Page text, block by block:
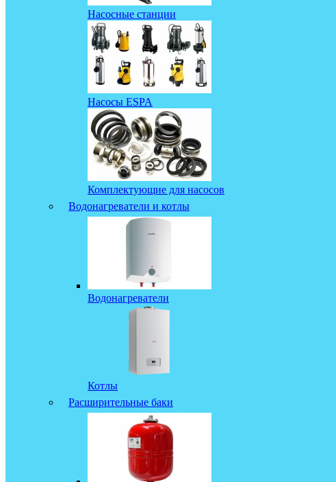
Насосные станции
Насосы ESPA
Комплектующие для насосов
Водонагреватели и котлы
Водонагреватели
Котлы
Расширительные баки